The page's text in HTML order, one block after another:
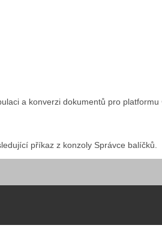
a konverzi dokumentů pro platformu
příkaz z konzoly Správce balíčků.